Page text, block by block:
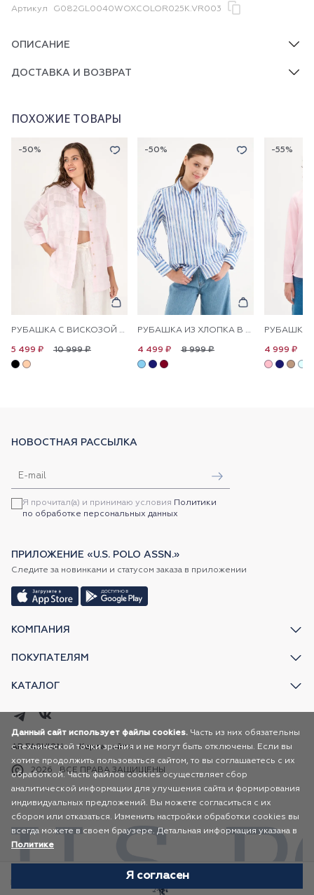
Артикул G082GL0040WOXCOLOR025K.VR003
ОПИСАНИЕ
ДОСТАВКА И ВОЗВРАТ
ПОХОЖИЕ ТОВАРЫ
-50%
РУБАШКА С ВИСКОЗОЙ СВОБОДНАЯ
10 999 ₽
5 499 ₽
-50%
РУБАШКА ИЗ ХЛОПКА В ПОЛОСКУ ПРЯМАЯ
8 999 ₽
4 499 ₽
-55%
4 999 ₽
КОМПАНИЯ
ПОКУПАТЕЛЯМ
КАТАЛОГ
НОВОСТНАЯ РАССЫЛКА
Я прочитал(а) и принимаю условия Политики
по обработке персональных данных
ПРИЛОЖЕНИЕ «U.S. POLO ASSN.»
Следите за новинками и статусом заказа в приложении
2026 ВСЕ ПРАВА ЗАЩИЩЕНЫ
AR FASHION Карта сайта
Данный сайт использует файлы cookies. Часть из них обязательны
с технической точки зрения и не могут быть отключены. Если вы
хотите продолжить пользоваться сайтом, то вы соглашаетесь с их
обработкой. Часть файлов cookies осуществляет сбор
аналитической информации для улучшения сайта и формирования
индивидуальных предложений. Вы можете согласиться с их
сбором или отказаться. Изменить настройки обработки cookies вы
всегда можете в своем браузере. Детальная информация указана в
Политике
Я согласен